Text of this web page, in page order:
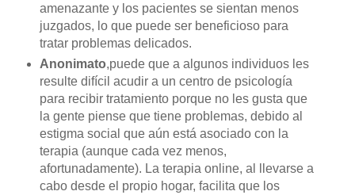
amenazante y los pacientes se sientan menos
juzgados, lo que puede ser beneficioso para
tratar problemas delicados.
Anonimato,puede que a algunos individuos les
resulte difícil acudir a un centro de psicología
para recibir tratamiento porque no les gusta que
la gente piense que tiene problemas, debido al
estigma social que aún está asociado con la
terapia (aunque cada vez menos,
afortunadamente). La terapia online, al llevarse a
cabo desde el propio hogar, facilita que los